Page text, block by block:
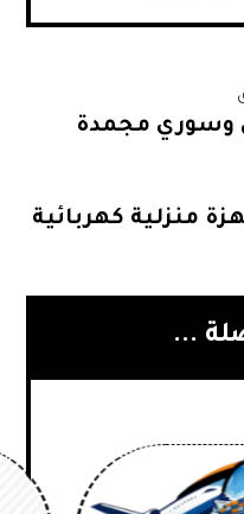
وسوري مجمدة
منزلية كهربائية
...